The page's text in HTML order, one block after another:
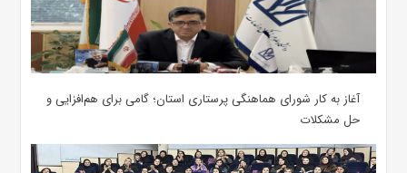
آغاز به کار شورای هماهنگی پرستاری استان؛ گامی برای هم‌افزایی و
حل مشکلات